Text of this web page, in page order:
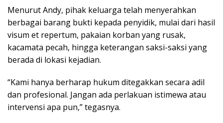
Menurut Andy, pihak keluarga telah menyerahkan
berbagai barang bukti kepada penyidik, mulai dari hasil
visum et repertum, pakaian korban yang rusak,
kacamata pecah, hingga keterangan saksi-saksi yang
berada di lokasi kejadian.
“Kami hanya berharap hukum ditegakkan secara adil
dan profesional. Jangan ada perlakuan istimewa atau
intervensi apa pun,” tegasnya.